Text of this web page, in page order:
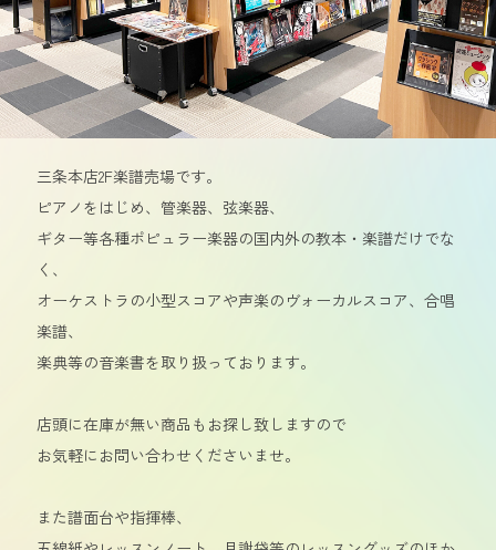
三条本店2F楽譜売場です。
ピアノをはじめ、管楽器、弦楽器、
ギター等各種ポピュラー楽器の国内外の教本・楽譜だけでな
く、
オーケストラの小型スコアや声楽のヴォーカルスコア、合唱
楽譜、
楽典等の音楽書を取り扱っております。
店頭に在庫が無い商品もお探し致しますので
お気軽にお問い合わせくださいませ。
また譜面台や指揮棒、